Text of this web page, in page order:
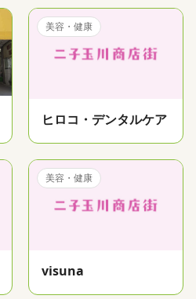
美容・健康
ヒロコ・デンタルケア
美容・健康
visuna